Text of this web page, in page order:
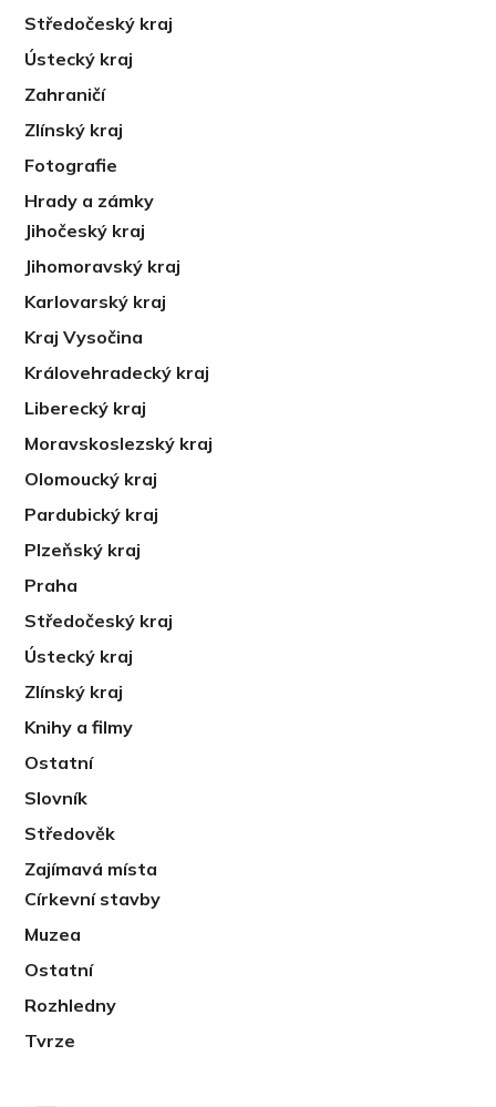
Středočeský kraj
Ústecký kraj
Zahraničí
Zlínský kraj
Fotografie
Hrady a zámky
Jihočeský kraj
Jihomoravský kraj
Karlovarský kraj
Kraj Vysočina
Královehradecký kraj
Liberecký kraj
Moravskoslezský kraj
Olomoucký kraj
Pardubický kraj
Plzeňský kraj
Praha
Středočeský kraj
Ústecký kraj
Zlínský kraj
Knihy a filmy
Ostatní
Slovník
Středověk
Zajímavá místa
Církevní stavby
Muzea
Ostatní
Rozhledny
Tvrze
PREVIOUS